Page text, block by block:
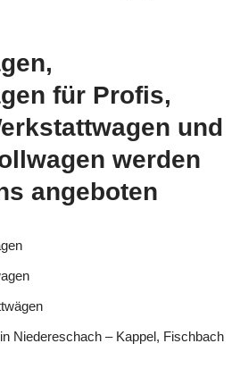
für Profis,
und
werden
angeboten
Niedereschach – Kappel, Fischbach